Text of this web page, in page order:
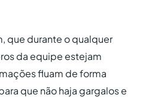
que durante o qualquer
da equipe estejam
fluam de forma
que não haja gargalos e